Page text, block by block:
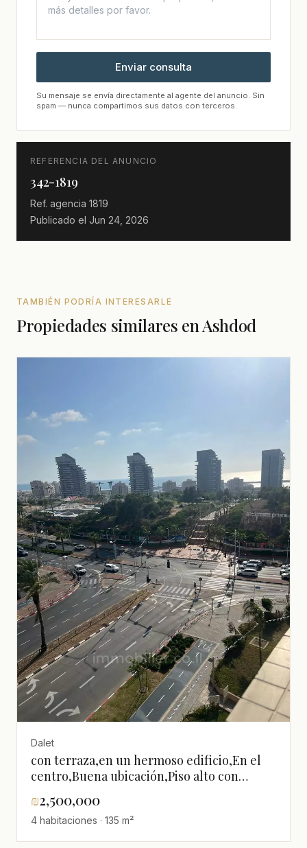
Enviar consulta
Su mensaje se envía directamente al agente del anuncio. Sin
spam — nunca compartimos sus datos con terceros.
REFERENCIA DEL ANUNCIO
342-1819
Ref. agencia 1819
Publicado el Jun 24, 2026
TAMBIÉN PODRÍA INTERESARLE
Propiedades similares en Ashdod
Dalet
con terraza,en un hermoso edificio,En el
centro,Buena ubicación,Piso alto con
bonito,Buena orientación,Proyecto de
calidad
₪2,500,000
4 habitaciones · 135 m²